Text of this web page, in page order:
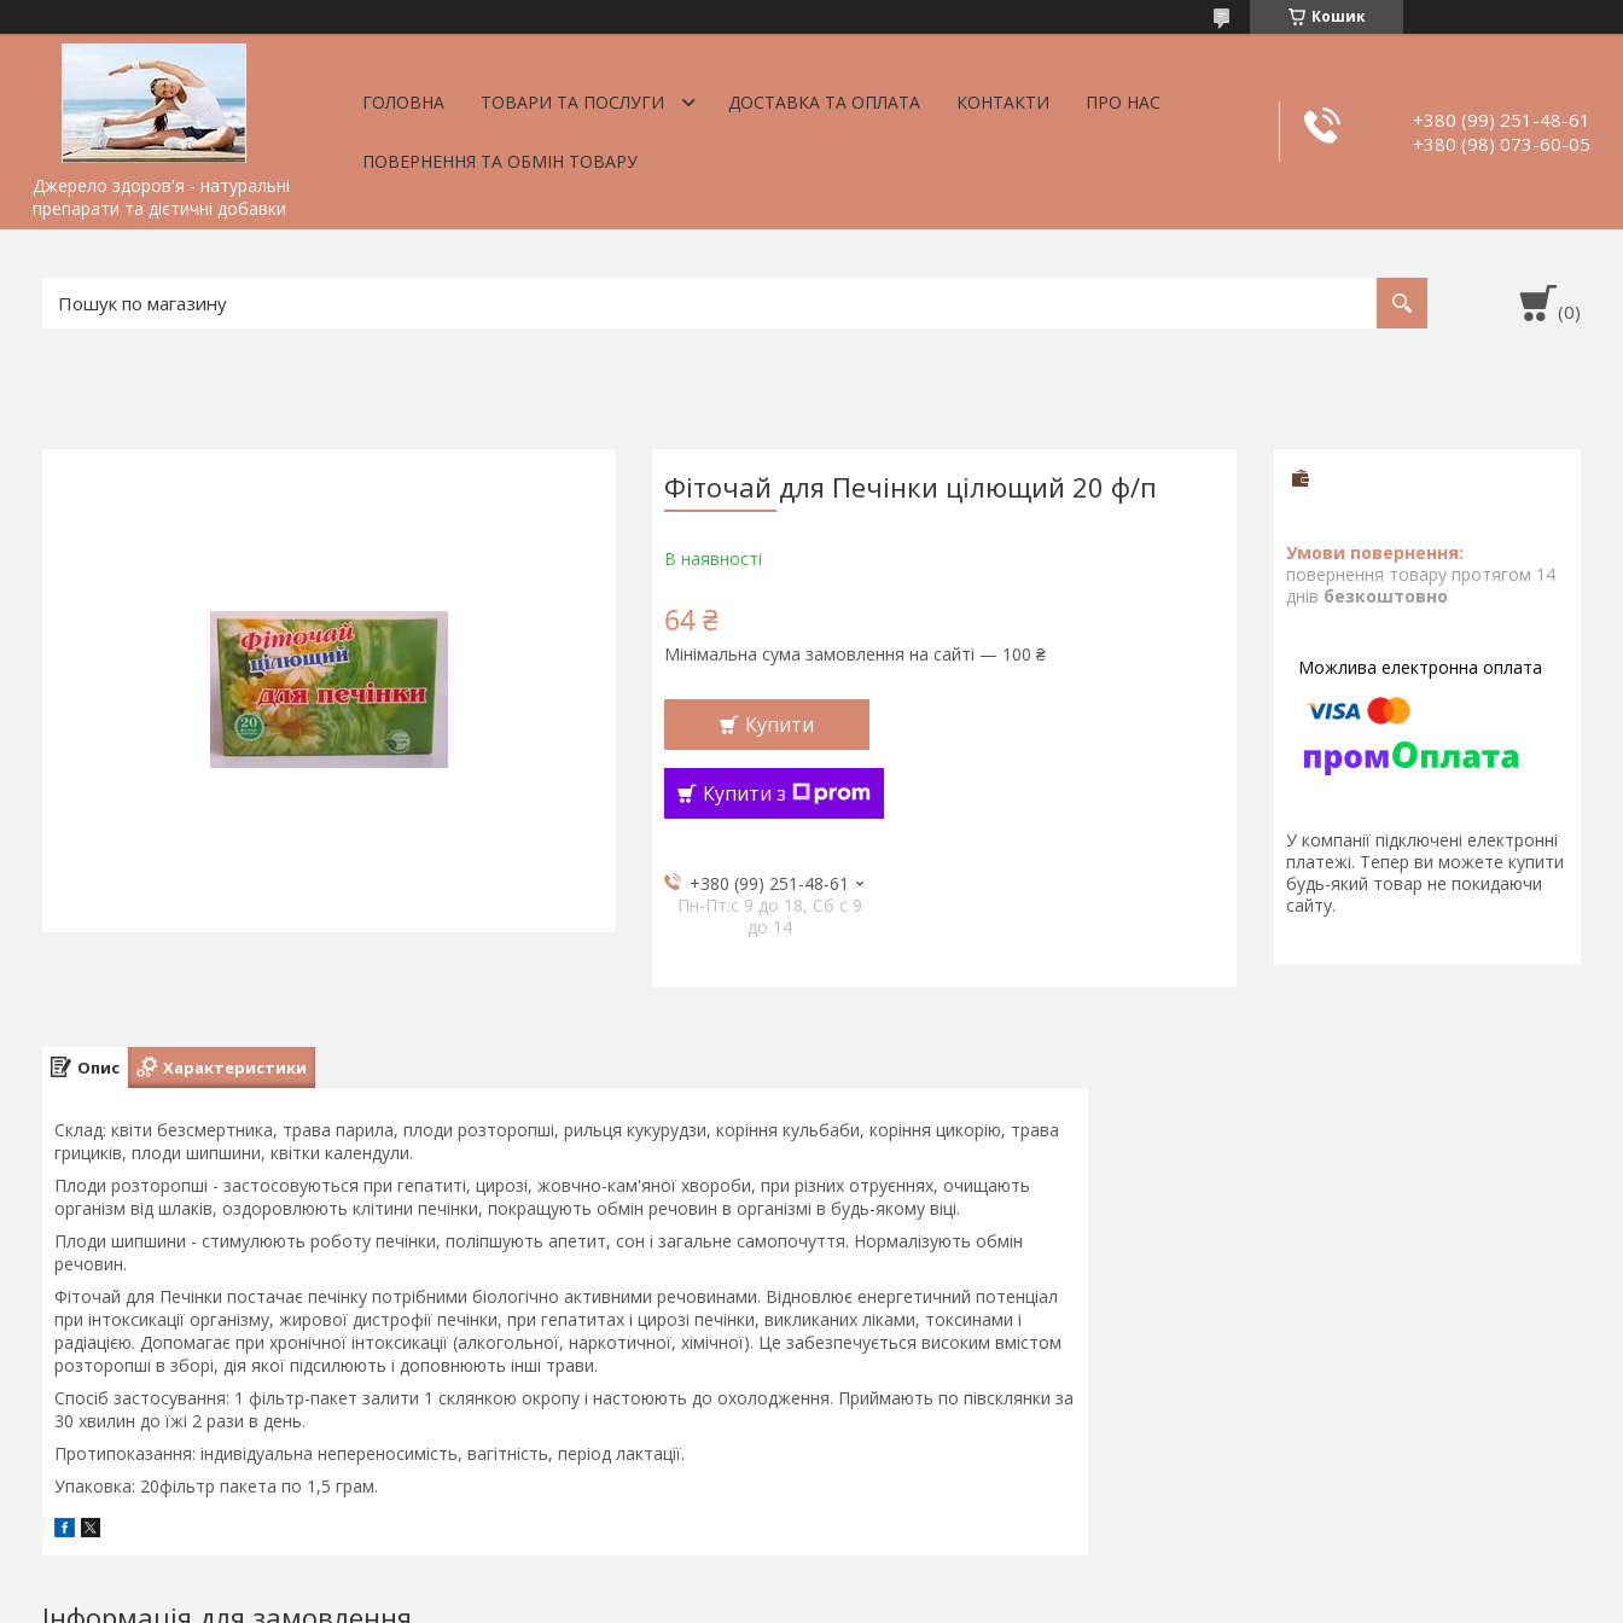
Кошик
Джерело здоров'я - натуральні
препарати та дієтичні добавки
ГОЛОВНА ТОВАРИ ТА ПОСЛУГИ ДОСТАВКА ТА ОПЛАТА КОНТАКТИ ПРО НАС
ПОВЕРНЕННЯ ТА ОБМІН ТОВАРУ
+380 (99) 251-48-61
+380 (98) 073-60-05
Фіточай для Печінки цілющий 20 ф/п
В наявності
64 ₴
Мінімальна сума замовлення на сайті — 100 ₴
Купити
Купити з
+380 (99) 251-48-61
Пн-Пт:c 9 до 18, Сб с 9
до 14
повернення товару протягом 14
днів безкоштовно
У компанії підключені електронні
платежі. Тепер ви можете купити
будь-який товар не покидаючи
сайту.
Опис Характеристики
Склад: квіти безсмертника, трава парила, плоди розторопші, рильця кукурудзи, коріння кульбаби, коріння цикорію, трава
грициків, плоди шипшини, квітки календули.
Плоди розторопші - застосовуються при гепатиті, цирозі, жовчно-кам'яної хвороби, при різних отруєннях, очищають
організм від шлаків, оздоровлюють клітини печінки, покращують обмін речовин в організмі в будь-якому віці.
Плоди шипшини - стимулюють роботу печінки, поліпшують апетит, сон і загальне самопочуття. Нормалізують обмін
речовин.
Фіточай для Печінки постачає печінку потрібними біологічно активними речовинами. Відновлює енергетичний потенціал
при інтоксикації організму, жирової дистрофії печінки, при гепатитах і цирозі печінки, викликаних ліками, токсинами і
радіацією. Допомагає при хронічної інтоксикації (алкогольної, наркотичної, хімічної). Це забезпечується високим вмістом
розторопші в зборі, дія якої підсилюють і доповнюють інші трави.
Спосіб застосування: 1 фільтр-пакет залити 1 склянкою окропу і настоюють до охолодження. Приймають по півсклянки за
30 хвилин до їжі 2 рази в день.
Протипоказання: індивідуальна непереносимість, вагітність, період лактації.
Упаковка: 20фільтр пакета по 1,5 грам.